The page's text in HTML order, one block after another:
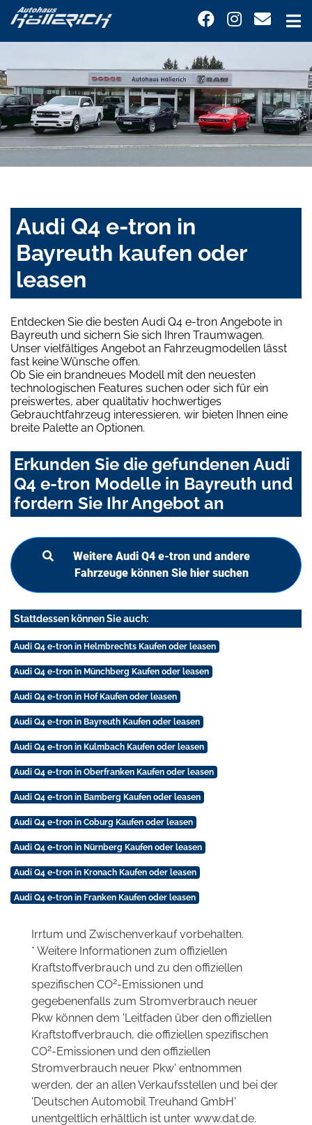
Audi Q4 e-tron in
Bayreuth kaufen oder
leasen
Entdecken Sie die besten Audi Q4 e-tron Angebote in
Bayreuth und sichern Sie sich Ihren Traumwagen.
Unser vielfältiges Angebot an Fahrzeugmodellen lässt
fast keine Wünsche offen.
Ob Sie ein brandneues Modell mit den neuesten
technologischen Features suchen oder sich für ein
preiswertes, aber qualitativ hochwertiges
Gebrauchtfahrzeug interessieren, wir bieten Ihnen eine
breite Palette an Optionen.
Erkunden Sie die gefundenen Audi
Q4 e-tron Modelle in Bayreuth und
fordern Sie Ihr Angebot an
Weitere Audi Q4 e-tron und andere
Fahrzeuge können Sie hier suchen
Stattdessen können Sie auch:
Audi Q4 e-tron in Helmbrechts Kaufen oder leasen
Audi Q4 e-tron in Münchberg Kaufen oder leasen
Audi Q4 e-tron in Hof Kaufen oder leasen
Audi Q4 e-tron in Bayreuth Kaufen oder leasen
Audi Q4 e-tron in Kulmbach Kaufen oder leasen
Audi Q4 e-tron in Oberfranken Kaufen oder leasen
Audi Q4 e-tron in Bamberg Kaufen oder leasen
Audi Q4 e-tron in Coburg Kaufen oder leasen
Audi Q4 e-tron in Nürnberg Kaufen oder leasen
Audi Q4 e-tron in Kronach Kaufen oder leasen
Audi Q4 e-tron in Franken Kaufen oder leasen
Irrtum und Zwischenverkauf vorbehalten.
* Weitere Informationen zum offiziellen
Kraftstoffverbrauch und zu den offiziellen
spezifischen CO2-Emissionen und
gegebenenfalls zum Stromverbrauch neuer
Pkw können dem 'Leitfaden über den offiziellen
Kraftstoffverbrauch, die offiziellen spezifischen
CO2-Emissionen und den offiziellen
Stromverbrauch neuer Pkw' entnommen
werden, der an allen Verkaufsstellen und bei der
'Deutschen Automobil Treuhand GmbH'
unentgeltlich erhältlich ist unter www.dat.de.